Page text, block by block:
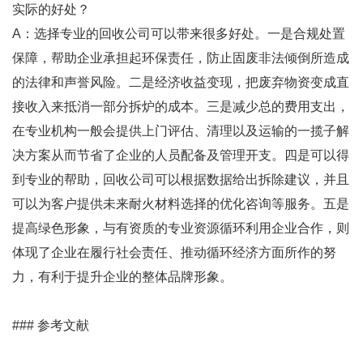
实际的好处？
A：选择专业的回收公司可以带来很多好处。一是合规处置
保障，帮助企业承担起环保责任，防止固废非法倾倒所造成
的法律和声誉风险。二是经济收益变现，把废弃物资变成直
接收入来抵消一部分拆炉的成本。三是减少总的费用支出，
在专业机构一般会提供上门评估、清理以及运输的一揽子解
决方案从而节省了企业的人员配备及管理开支。四是可以得
到专业的帮助，回收公司可以根据数据给出拆除建议，并且
可以为客户提供未来耐火材料选择的优化咨询等服务。五是
提高绿色形象，与有资质的专业资源循环利用企业合作，则
体现了企业在履行社会责任、推动循环经济方面所作的努
力，有利于提升企业的整体品牌形象。
### 参考文献